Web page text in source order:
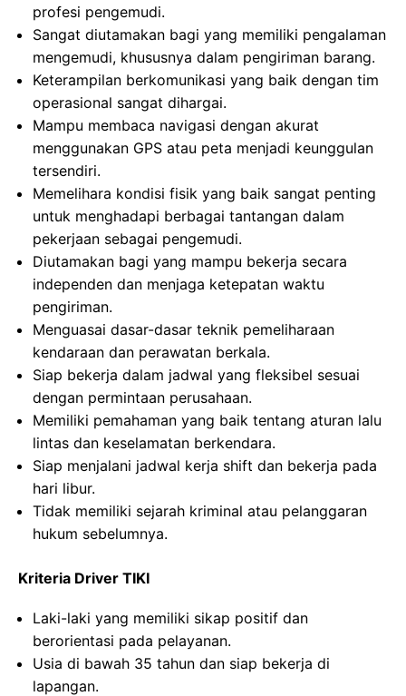
profesi pengemudi.
Sangat diutamakan bagi yang memiliki pengalaman
mengemudi, khususnya dalam pengiriman barang.
Keterampilan berkomunikasi yang baik dengan tim
operasional sangat dihargai.
Mampu membaca navigasi dengan akurat
menggunakan GPS atau peta menjadi keunggulan
tersendiri.
Memelihara kondisi fisik yang baik sangat penting
untuk menghadapi berbagai tantangan dalam
pekerjaan sebagai pengemudi.
Diutamakan bagi yang mampu bekerja secara
independen dan menjaga ketepatan waktu
pengiriman.
Menguasai dasar-dasar teknik pemeliharaan
kendaraan dan perawatan berkala.
Siap bekerja dalam jadwal yang fleksibel sesuai
dengan permintaan perusahaan.
Memiliki pemahaman yang baik tentang aturan lalu
lintas dan keselamatan berkendara.
Siap menjalani jadwal kerja shift dan bekerja pada
hari libur.
Tidak memiliki sejarah kriminal atau pelanggaran
hukum sebelumnya.
Kriteria Driver TIKI
Laki-laki yang memiliki sikap positif dan
berorientasi pada pelayanan.
Usia di bawah 35 tahun dan siap bekerja di
lapangan.